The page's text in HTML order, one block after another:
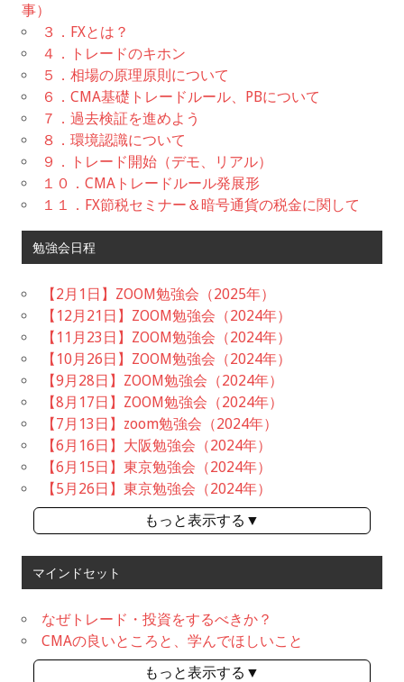
事）
３．FXとは？
４．トレードのキホン
５．相場の原理原則について
６．CMA基礎トレードルール、PBについて
７．過去検証を進めよう
８．環境認識について
９．トレード開始（デモ、リアル）
１０．CMAトレードルール発展形
１１．FX節税セミナー＆暗号通貨の税金に関して
勉強会日程
【2月1日】ZOOM勉強会（2025年）
【12月21日】ZOOM勉強会（2024年）
【11月23日】ZOOM勉強会（2024年）
【10月26日】ZOOM勉強会（2024年）
【9月28日】ZOOM勉強会（2024年）
【8月17日】ZOOM勉強会（2024年）
【7月13日】zoom勉強会（2024年）
【6月16日】大阪勉強会（2024年）
【6月15日】東京勉強会（2024年）
【5月26日】東京勉強会（2024年）
もっと表示する▼
マインドセット
なぜトレード・投資をするべきか？
CMAの良いところと、学んでほしいこと
もっと表示する▼